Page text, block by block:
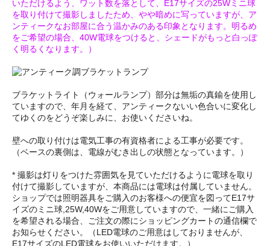
いただけるよう、ワット数を落として、E17サイズの25Wミニ球
を取り付けて撮影しましたため、やや暗めに写っていますが、ア
ンティークなお部屋に合う温かみのある印象となります。明るめ
をご希望の場合、40W電球をつけると、シェードがもっと白っぽ
く明るくなります。）
ブラケットライト（ウォールランプ）部分は無垢の真鍮を使用し
ていますので、年月を経て、アンティークないい色合いに変化し
てゆくのをどうぞ楽しみに、お使いくださいね。
壁への取り付けは電気工事の有資格者による工事が必要です。
（ベースの裏側は、電線がむき出しの状態となっています。）
* 撮影は灯りをつけた雰囲気を見ていただけるように電球を取り
付けて撮影していますが、本商品には電球は付属していません。
ショップでは照明器具をご購入のお客様への便宜を図ってE17サ
イズのミニ球,25W,40Wをご用意していますので、一緒にご購入
を希望される場合、ご注文の際にショッピングカートの通信欄で
お知らせください。（LED電球のご用意はしておりませんが、
E17サイズのLED電球をお使いいただけます。）